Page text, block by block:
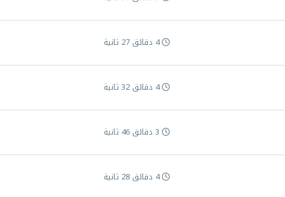
4 دقائق 27 ثانية
4 دقائق 32 ثانية
4 دقائق 28 ثانية